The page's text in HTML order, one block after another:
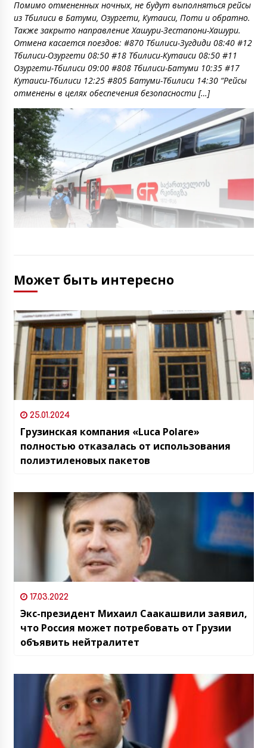
Помимо отмененных ночных, не будут выполняться рейсы
из Тбилиси в Батуми, Озургети, Кутаиси, Поти и обратно.
Также закрыто направление Хашури-Зестапони-Хашури.
Отмена касается поездов: #870 Тбилиси-Зугдиди 08:40 #12
Тбилиси-Озургети 08:50 #18 Тбилиси-Кутаиси 08:50 #11
Озургети-Тбилиси 09:00 #808 Тбилиси-Батуми 10:35 #17
Кутаиси-Тбилиси 12:25 #805 Батуми-Тбилиси 14:30 “Рейсы
отменены в целях обеспечения безопасности […]
Может быть интересно
25.01.2024
Грузинская компания «Luca Polare»
полностью отказалась от использования
полиэтиленовых пакетов
17.03.2022
Экс-президент Михаил Саакашвили заявил,
что Россия может потребовать от Грузии
объявить нейтралитет